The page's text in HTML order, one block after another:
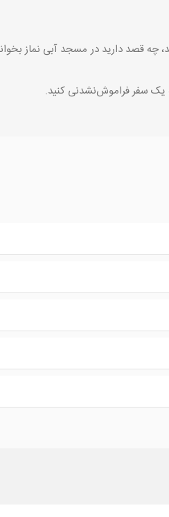
چه قصد دارید در مسجد آبی نماز
یک سفر فراموش‌نشدنی کنید.